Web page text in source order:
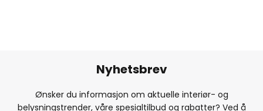
Nyhetsbrev
Ønsker du informasjon om aktuelle interiør- og
belysningstrender, våre spesialtilbud og rabatter? Ved å